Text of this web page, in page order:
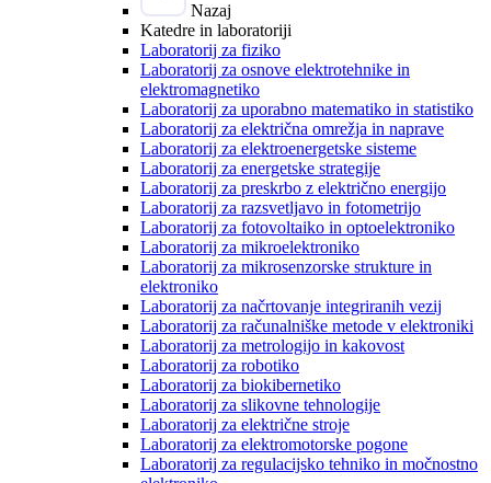
Nazaj
Katedre in laboratoriji
Laboratorij za fiziko
Laboratorij za osnove elektrotehnike in
elektromagnetiko
Laboratorij za uporabno matematiko in statistiko
Laboratorij za električna omrežja in naprave
Laboratorij za elektroenergetske sisteme
Laboratorij za energetske strategije
Laboratorij za preskrbo z električno energijo
Laboratorij za razsvetljavo in fotometrijo
Laboratorij za fotovoltaiko in optoelektroniko
Laboratorij za mikroelektroniko
Laboratorij za mikrosenzorske strukture in
elektroniko
Laboratorij za načrtovanje integriranih vezij
Laboratorij za računalniške metode v elektroniki
Laboratorij za metrologijo in kakovost
Laboratorij za robotiko
Laboratorij za biokibernetiko
Laboratorij za slikovne tehnologije
Laboratorij za električne stroje
Laboratorij za elektromotorske pogone
Laboratorij za regulacijsko tehniko in močnostno